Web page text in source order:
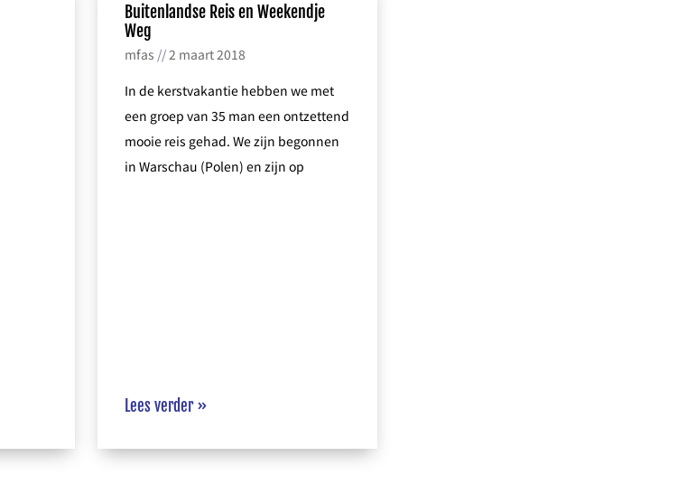
Buitenlandse Reis en Weekendje
Weg
mfas
2 maart 2018
In de kerstvakantie hebben we met
een groep van 35 man een ontzettend
mooie reis gehad. We zijn begonnen
in Warschau (Polen) en zijn op
Lees verder »